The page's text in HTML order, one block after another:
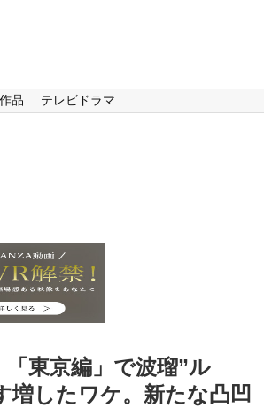
品 テレビドラマ
「東京編」で波瑠”ル
増したワケ。新たな凸凹